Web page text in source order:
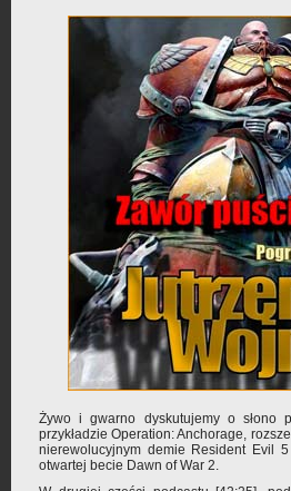
Żywo i gwarno dyskutujemy o słono
przykładzie Operation: Anchorage,
nierewolucyjnym demie Resident Evil
otwartej becie Dawn of War 2.